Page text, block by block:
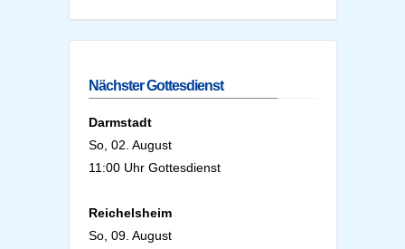
Nächster Gottesdienst
Darmstadt
So, 02. August
11:00 Uhr Gottesdienst
Reichelsheim
So, 09. August